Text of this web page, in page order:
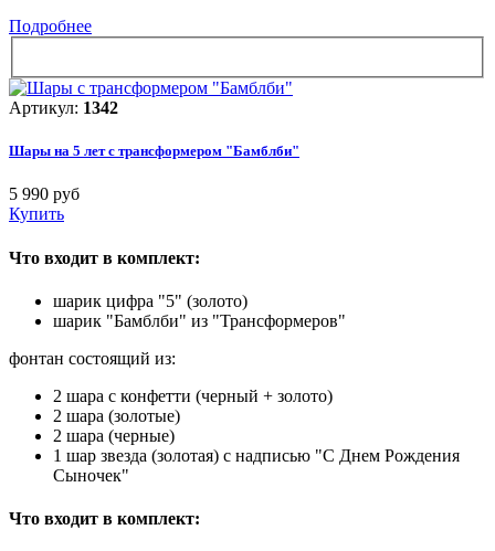
Подробнее
Артикул: 1342
Шары на 5 лет с трансформером "Бамблби"
5 990 руб
Купить
Что входит в комплект:
шарик цифра "5" (золото)
шарик "Бамблби" из "Трансформеров"
фонтан состоящий из:
2 шара с конфетти (черный + золото)
2 шара (золотые)
2 шара (черные)
1 шар звезда (золотая) с надписью "С Днем Рождения
Сыночек"
Что входит в комплект: